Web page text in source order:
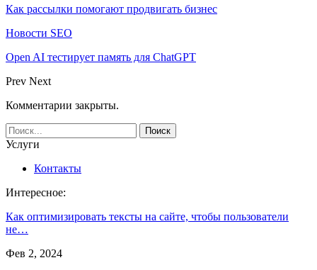
Как рассылки помогают продвигать бизнес
Новости SEO
Open AI тестирует память для ChatGPT
Prev Next
Комментарии закрыты.
Услуги
Контакты
Интересное:
Как оптимизировать тексты на сайте, чтобы пользователи
не…
Фев 2, 2024